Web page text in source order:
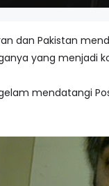
dan Pakistan
yang menjadi
mendatangi